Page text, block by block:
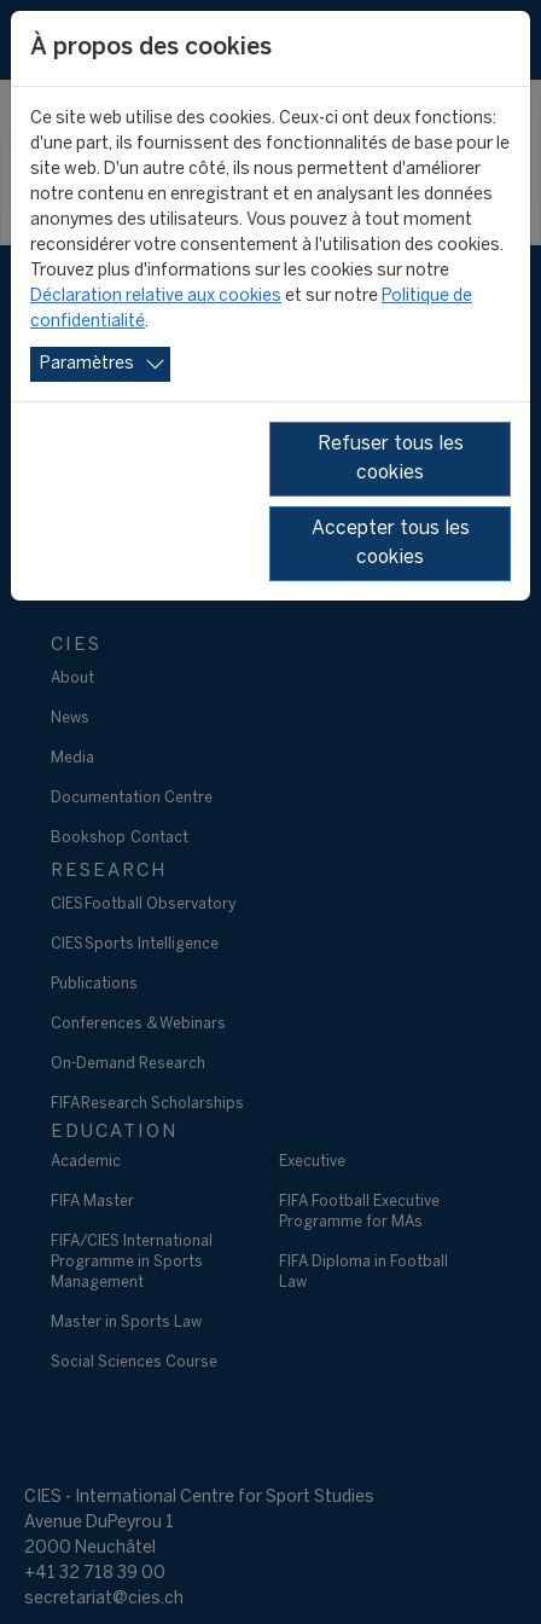
FOLLOW US
CIES
About
News
Media
Documentation Centre
Bookshop Contact
RESEARCH
CIES Football Observatory
CIES Sports Intelligence
Publications
Conferences & Webinars
On-Demand Research
FIFA Research Scholarships
EDUCATION
Academic
FIFA Master
FIFA/CIES International
Programme in Sports
Management
Master in Sports Law
Social Sciences Course
Executive
FIFA Football Executive
Programme for MAs
FIFA Diploma in Football
Law
CIES - International Centre for Sport Studies
Avenue DuPeyrou 1
2000 Neuchâtel
+41 32 718 39 00
secretariat@cies.ch
À propos des cookies
Ce site web utilise des cookies. Ceux-ci ont deux fonctions:
d'une part, ils fournissent des fonctionnalités de base pour le
site web. D'un autre côté, ils nous permettent d'améliorer
notre contenu en enregistrant et en analysant les données
anonymes des utilisateurs. Vous pouvez à tout moment
reconsidérer votre consentement à l'utilisation des cookies.
Trouvez plus d'informations sur les cookies sur notre
Déclaration relative aux cookies et sur notre Politique de
confidentialité.
Paramètres
Refuser tous les
cookies
Accepter tous les
cookies